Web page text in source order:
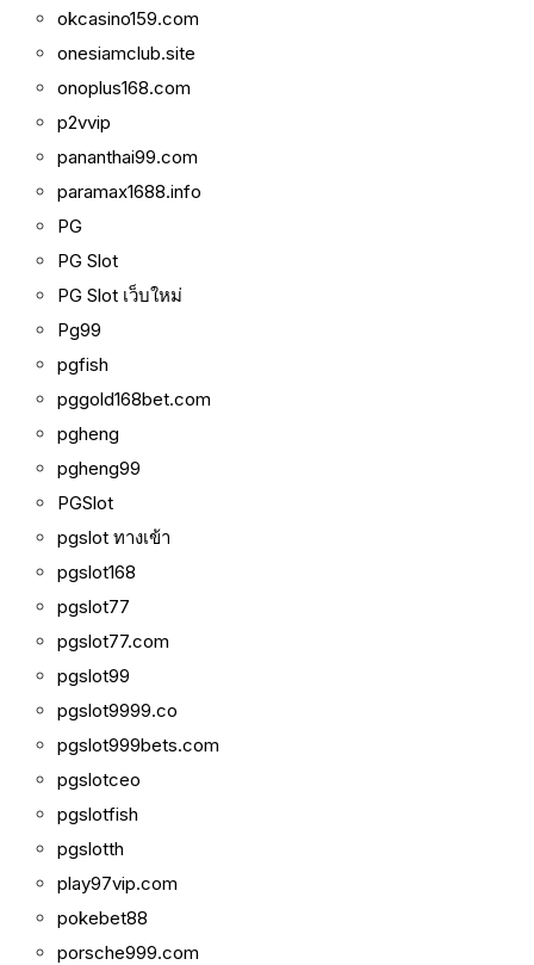
okcasino159.com
onesiamclub.site
onoplus168.com
p2vvip
pananthai99.com
paramax1688.info
PG
PG Slot
PG Slot เว็บใหม่
Pg99
pgfish
pggold168bet.com
pgheng
pgheng99
PGSlot
pgslot ทางเข้า
pgslot168
pgslot77
pgslot77.com
pgslot99
pgslot9999.co
pgslot999bets.com
pgslotceo
pgslotfish
pgslotth
play97vip.com
pokebet88
porsche999.com